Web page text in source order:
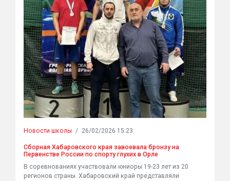
Новости школы / 26/02/2026 15:23
Сборная Хабаровского края завоевала бронзу на
Первенстве России по спорту глухих в Орле
В соревнованиях участвовали юниоры 19-23 лет из 20
регионов страны. Хабаровский край представляли